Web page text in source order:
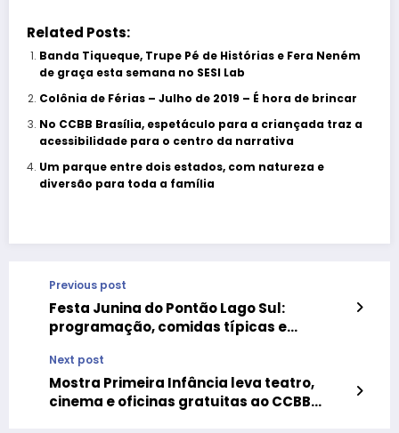
Related Posts:
Banda Tiqueque, Trupe Pé de Histórias e Fera Neném
de graça esta semana no SESI Lab
Colônia de Férias – Julho de 2019 – É hora de brincar
No CCBB Brasília, espetáculo para a criançada traz a
acessibilidade para o centro da narrativa
Um parque entre dois estados, com natureza e
diversão para toda a família
Previous post
Festa Junina do Pontão Lago Sul:
programação, comidas típicas e
Next post
Mostra Primeira Infância leva teatro,
cinema e oficinas gratuitas ao CCBB